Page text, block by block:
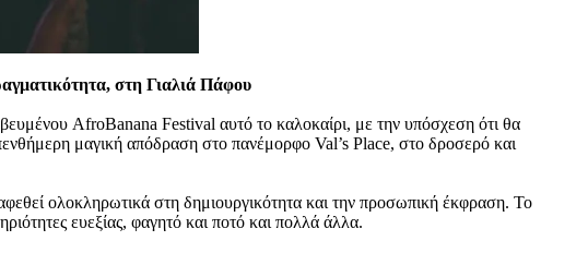
στη Γιαλιά Πάφου
AfroBanana Festival αυτό το καλοκαίρι, με την υπόσχεση ότι θα
μαγική απόδραση στο πανέμορφο Val’s Place, στο δροσερό και
ολοκληρωτικά στη δημιουργικότητα και την προσωπική έκφραση. Το
ευεξίας, φαγητό και ποτό και πολλά άλλα.